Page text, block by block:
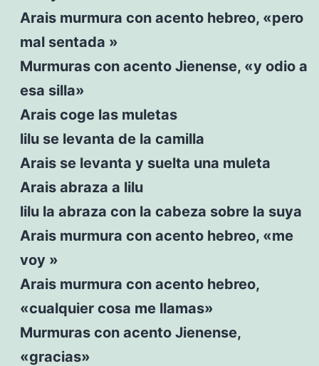
Arais murmura con acento hebreo, «pero
mal sentada »
Murmuras con acento Jienense, «y odio a
esa silla»
Arais coge las muletas
lilu se levanta de la camilla
Arais se levanta y suelta una muleta
Arais abraza a lilu
lilu la abraza con la cabeza sobre la suya
Arais murmura con acento hebreo, «me
voy »
Arais murmura con acento hebreo,
«cualquier cosa me llamas»
Murmuras con acento Jienense,
«gracias»